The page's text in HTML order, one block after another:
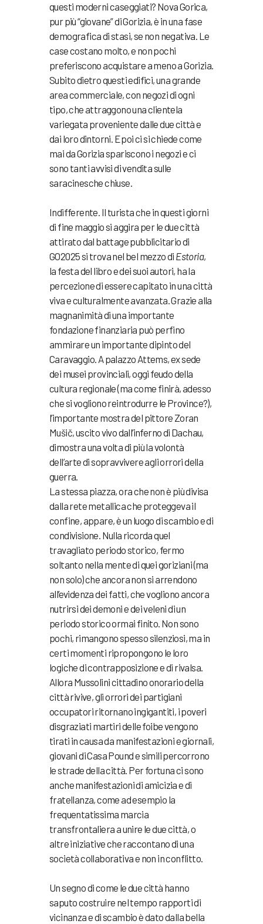
questi moderni caseggiati? Nova Gorica,
pur più “giovane” di Gorizia, è in una fase
demografica di stasi, se non negativa. Le
case costano molto, e non pochi
preferiscono acquistare a meno a Gorizia.
Subito dietro questi edifici, una grande
area commerciale, con negozi di ogni
tipo, che attraggono una clientela
variegata proveniente dalle due città e
dai loro dintorni. E poi ci si chiede come
mai da Gorizia spariscono i negozi e ci
sono tanti avvisi di vendita sulle
saracinesche chiuse.
Indifferente. Il turista che in questi giorni
di fine maggio si aggira per le due città
attirato dal battage pubblicitario di
GO2025 si trova nel bel mezzo di Estoria,
la festa del libro e dei suoi autori, ha la
percezione di essere capitato in una città
viva e culturalmente avanzata. Grazie alla
magnanimità di una importante
fondazione finanziaria può perfino
ammirare un importante dipinto del
Caravaggio. A palazzo Attems, ex sede
dei musei provinciali, oggi feudo della
cultura regionale (ma come finirà, adesso
che si vogliono reintrodurre le Province?),
l’importante mostra del pittore Zoran
Mušič, uscito vivo dall’inferno di Dachau,
dimostra una volta di più la volontà
dell’arte di sopravvivere agli orrori della
guerra.
La stessa piazza, ora che non è più divisa
dalla rete metallica che proteggeva il
confine, appare, è un luogo di scambio e di
condivisione. Nulla ricorda quel
travagliato periodo storico, fermo
soltanto nella mente di quei goriziani (ma
non solo) che ancora non si arrendono
all’evidenza dei fatti, che vogliono ancora
nutrirsi dei demoni e dei veleni di un
periodo storico ormai finito. Non sono
pochi, rimangono spesso silenziosi, ma in
certi momenti ripropongono le loro
logiche di contrapposizione e di rivalsa.
Allora Mussolini cittadino onorario della
città rivive, gli orrori dei partigiani
occupatori ritornano ingigantiti, i poveri
disgraziati martiri delle foibe vengono
tirati in causa da manifestazioni e giornali,
giovani di Casa Pound e simili percorrono
le strade della città. Per fortuna ci sono
anche manifestazioni di amicizia e di
fratellanza, come ad esempio la
frequentatissima marcia
transfrontaliera a unire le due città, o
altre iniziative che raccontano di una
società collaborativa e non in conflitto.
Un segno di come le due città hanno
saputo costruire nel tempo rapporti di
vicinanza e di scambio è dato dalla bella